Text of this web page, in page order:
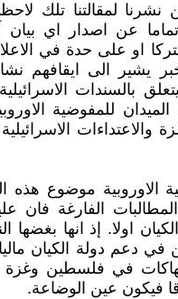
لمقالتنا تلك
تماما عن اصدار اي
او على حدة في
يشير الى ايقافهم
بالسندات
للمفوضية
والاعتداءات
الاوروبية موضوع هذه
الفارغة فان
اولا. إذ انها
في دعم دولة الكيان
في فلسطين وغزة
فيكون عين الوضاعة.